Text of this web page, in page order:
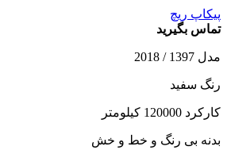
پیکاپ ریچ
تماس بگیرید
مدل 1397 / 2018
رنگ سفید
کارکرد 120000 کیلومتر
بدنه بی رنگ و خط و خش